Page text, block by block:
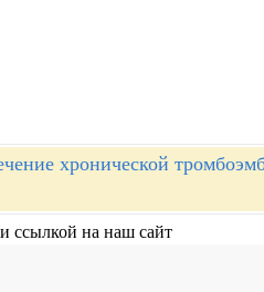
хронической
ссылкой на наш сайт